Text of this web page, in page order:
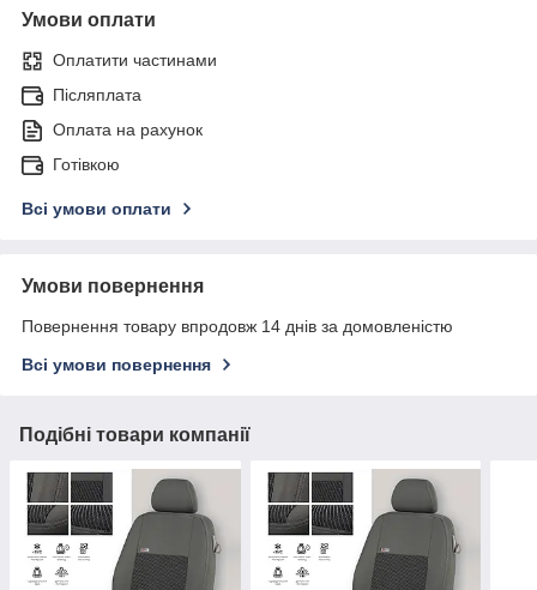
Умови оплати
Оплатити частинами
Післяплата
Оплата на рахунок
Готівкою
Всі умови оплати
Умови повернення
Повернення товару впродовж 14 днів за домовленістю
Всі умови повернення
Подібні товари компанії